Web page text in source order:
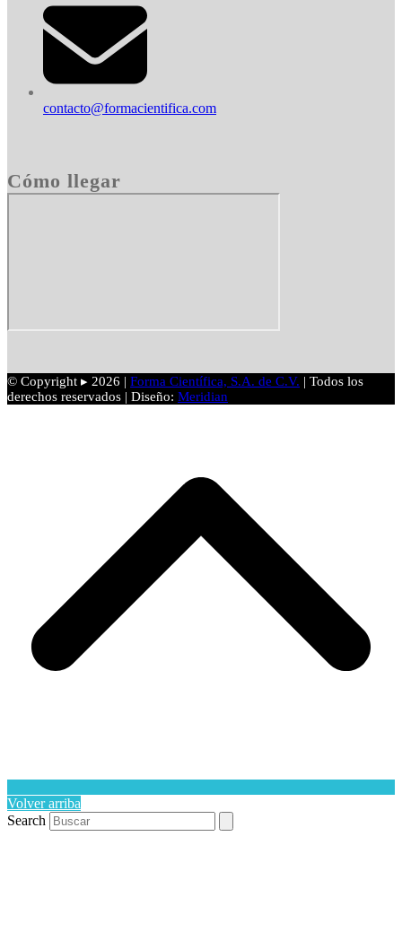
contacto@formacientifica.com
Cómo llegar
© Copyright ▸ 2026 | Forma Científica, S.A. de C.V. | Todos los
derechos reservados | Diseño: Meridian
Volver arriba
Search